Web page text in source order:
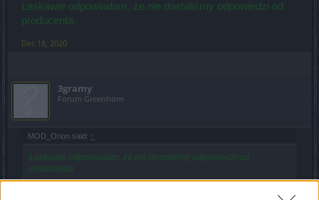
Łaskawie odpowiadam, że nie dostaliśmy odpowiedzi od
producenta.
Dec 18, 2020
3gramy
Forum Greenhorn
MOD_Orion said: ↑
Łaskawie odpowiadam, że nie dostaliśmy odpowiedzi od
producenta.